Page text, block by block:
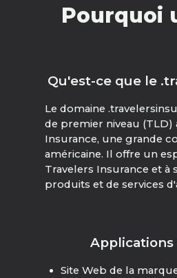
Pourquoi
Qu'est-ce que le
Le domaine
de premier niveau (TLD)
Insurance, une grande
américaine. Il offre un
Travelers Insurance et à
produits et de services
Site Web de la